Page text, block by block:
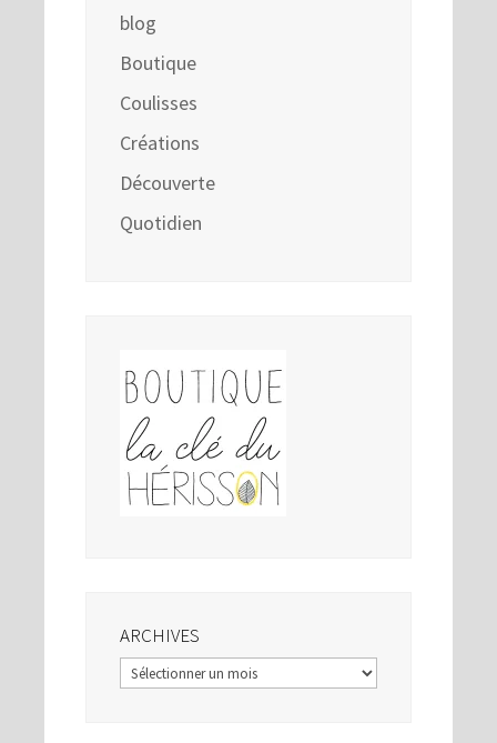
blog
Boutique
Coulisses
Créations
Découverte
Quotidien
ARCHIVES
Archives